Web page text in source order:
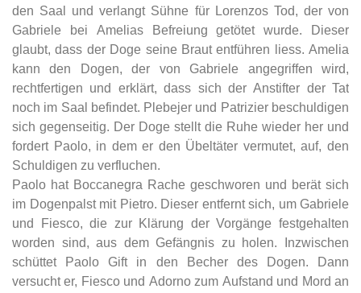
den Saal und verlangt Sühne für Lorenzos Tod, der von
Gabriele bei Amelias Befreiung getötet wurde. Dieser
glaubt, dass der Doge seine Braut entführen liess. Amelia
kann den Dogen, der von Gabriele angegriffen wird,
rechtfertigen und erklärt, dass sich der Anstifter der Tat
noch im Saal befindet. Plebejer und Patrizier beschuldigen
sich gegenseitig. Der Doge stellt die Ruhe wieder her und
fordert Paolo, in dem er den Übeltäter vermutet, auf, den
Schuldigen zu verfluchen.
Paolo hat Boccanegra Rache geschworen und berät sich
im Dogenpalst mit Pietro. Dieser entfernt sich, um Gabriele
und Fiesco, die zur Klärung der Vorgänge festgehalten
worden sind, aus dem Gefängnis zu holen. Inzwischen
schüttet Paolo Gift in den Becher des Dogen. Dann
versucht er, Fiesco und Adorno zum Aufstand und Mord an